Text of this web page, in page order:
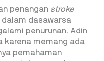
penangan stroke
dalam dasawarsa
penurunan. Adin
karena memang ada
pemahaman